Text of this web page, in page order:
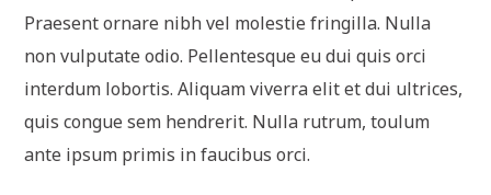
Praesent ornare nibh vel molestie fringilla. Nulla
non vulputate odio. Pellentesque eu dui quis orci
interdum lobortis. Aliquam viverra elit et dui ultrices,
quis congue sem hendrerit. Nulla rutrum, toulum
ante ipsum primis in faucibus orci.